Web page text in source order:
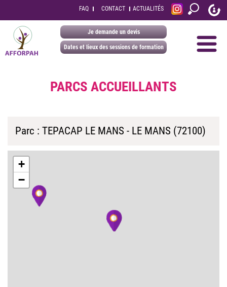
PARCS ACCUEILLANTS
Parc : TEPACAP LE MANS - LE MANS (72100)
+
−
FAQ CONTACT ACTUALITÉS
Dates et lieux des sessions de formation
Je demande un devis